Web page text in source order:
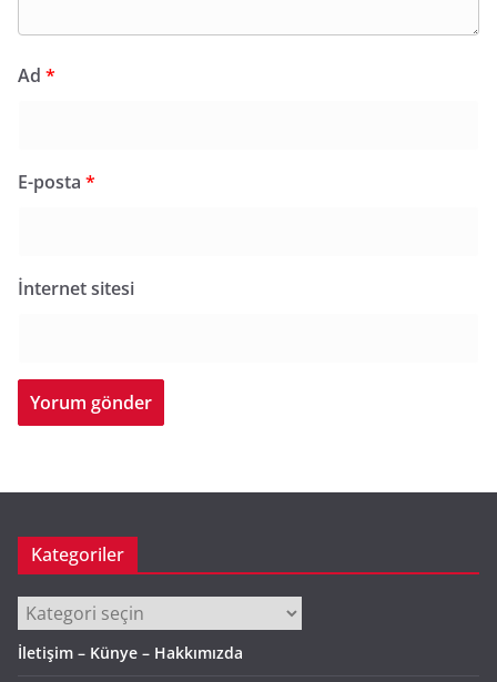
Ad *
E-posta *
İnternet sitesi
Kategoriler
Kategoriler
İletişim – Künye – Hakkımızda